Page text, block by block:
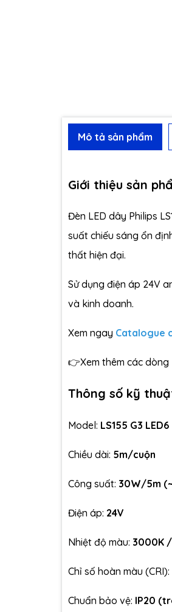
Mô tả sản phẩm
Giới thiệu sản
Đèn LED dây Philips
suất chiếu sáng ổn
thất hiện đại.
Sử dụng điện áp 24V
và kinh doanh.
Xem ngay Catalogue
👉Xem thêm các dòng
Thông số kỹ
Model: LS155 G3 LED6
Chiều dài: 5m/cuộn
Công suất: 30W/5m
Điện áp: 24V
Nhiệt độ màu: 3000K
Chỉ số hoàn màu (CRI):
Chuẩn bảo vệ: IP20